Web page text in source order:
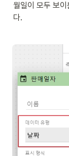
월일이 모두 보
다.